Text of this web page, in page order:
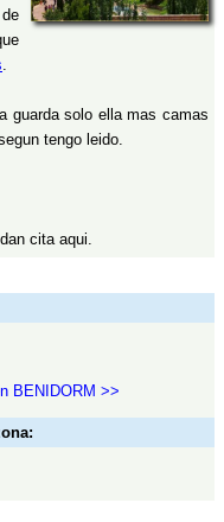
.
guarda solo ella mas camas
tengo leido.
cita aqui.
BENIDORM >>